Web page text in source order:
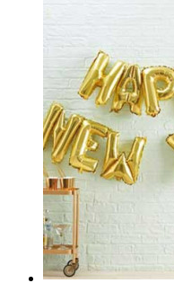
Shoppingbag
Kjekt med god plass
info
kr
149
Kjøp